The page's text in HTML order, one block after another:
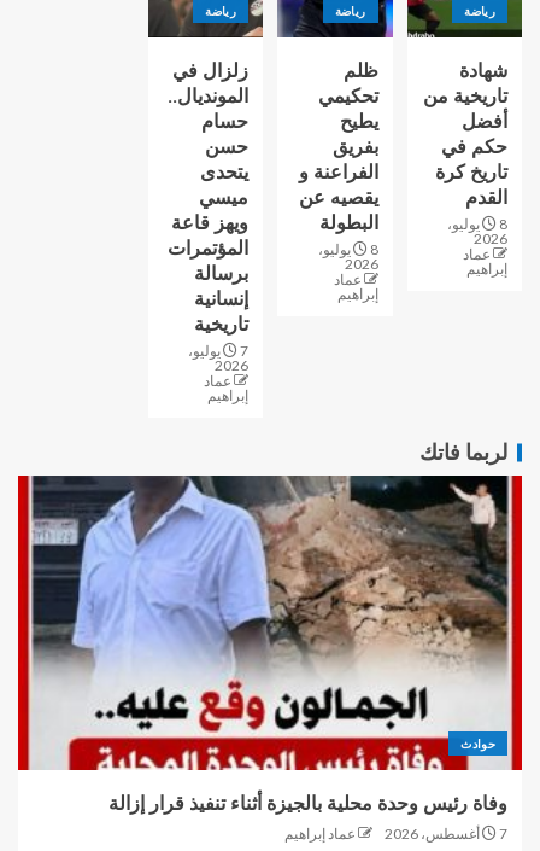
رياضة
شهادة
تاريخية من
أفضل
حكم في
تاريخ كرة
القدم
8 يوليو،
2026
عماد
إبراهيم
رياضة
ظلم
تحكيمي
يطيح
بفريق
الفراعنة و
يقصيه عن
البطولة
8 يوليو،
2026
عماد
إبراهيم
رياضة
زلزال في
المونديال..
حسام
حسن
يتحدى
ميسي
ويهز قاعة
المؤتمرات
برسالة
إنسانية
تاريخية
7 يوليو،
2026
عماد
إبراهيم
لربما فاتك
حوادث
وفاة رئيس وحدة محلية بالجيزة أثناء تنفيذ قرار إزالة
7 أغسطس، 2026 عماد إبراهيم